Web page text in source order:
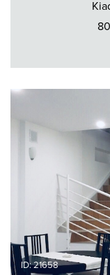
ID: 21658